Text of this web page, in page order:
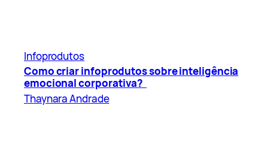
Infoprodutos
Como criar infoprodutos sobre inteligência
emocional corporativa?
Thaynara Andrade